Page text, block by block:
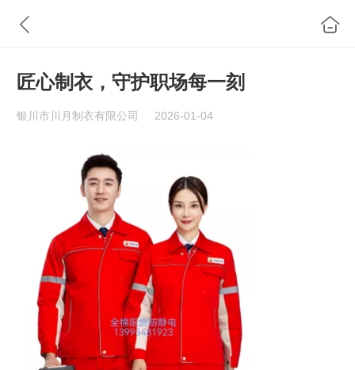
匠心制衣，守护职场每一刻
银川市川月制衣有限公司 2026-01-04